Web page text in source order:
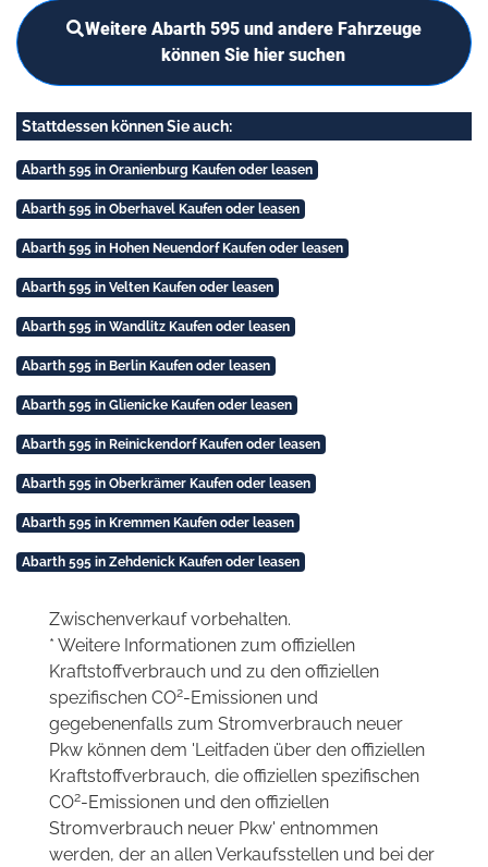
Weitere Abarth 595 und andere Fahrzeuge
können Sie hier suchen
Stattdessen können Sie auch:
Abarth 595 in Oranienburg Kaufen oder leasen
Abarth 595 in Oberhavel Kaufen oder leasen
Abarth 595 in Hohen Neuendorf Kaufen oder leasen
Abarth 595 in Velten Kaufen oder leasen
Abarth 595 in Wandlitz Kaufen oder leasen
Abarth 595 in Berlin Kaufen oder leasen
Abarth 595 in Glienicke Kaufen oder leasen
Abarth 595 in Reinickendorf Kaufen oder leasen
Abarth 595 in Oberkrämer Kaufen oder leasen
Abarth 595 in Kremmen Kaufen oder leasen
Abarth 595 in Zehdenick Kaufen oder leasen
Zwischenverkauf vorbehalten.
* Weitere Informationen zum offiziellen
Kraftstoffverbrauch und zu den offiziellen
spezifischen CO2-Emissionen und
gegebenenfalls zum Stromverbrauch neuer
Pkw können dem 'Leitfaden über den offiziellen
Kraftstoffverbrauch, die offiziellen spezifischen
CO2-Emissionen und den offiziellen
Stromverbrauch neuer Pkw' entnommen
werden, der an allen Verkaufsstellen und bei der